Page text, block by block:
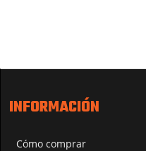
INFORMACIÓN
Cómo comprar